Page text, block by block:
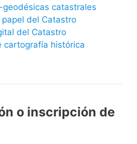
geodésicas catastrales
del Catastro
del Catastro
cartografía histórica
o inscripción de